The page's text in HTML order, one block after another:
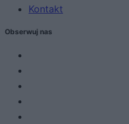
Kontakt
Obserwuj nas